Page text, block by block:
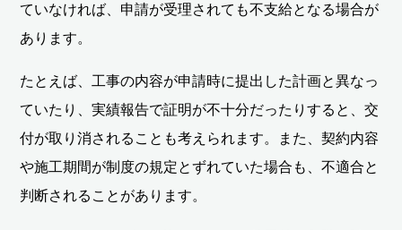
ていなければ、申請が受理されても不支給となる場合が
あります。
たとえば、工事の内容が申請時に提出した計画と異なっ
ていたり、実績報告で証明が不十分だったりすると、交
付が取り消されることも考えられます。また、契約内容
や施工期間が制度の規定とずれていた場合も、不適合と
判断されることがあります。